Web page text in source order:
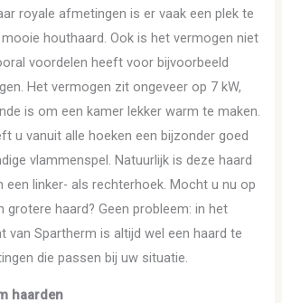
royale afmetingen is er vaak een plek te
houthaard. Ook is het vermogen niet
voordelen heeft voor bijvoorbeeld
Het vermogen zit ongeveer op 7 kW,
is om een kamer lekker warm te maken.
u vanuit alle hoeken een bijzonder goed
vlammenspel. Natuurlijk is deze haard
een linker- als rechterhoek. Mocht u nu op
grotere haard? Geen probleem: in het
van Spartherm is altijd wel een haard te
die passen bij uw situatie.
haarden